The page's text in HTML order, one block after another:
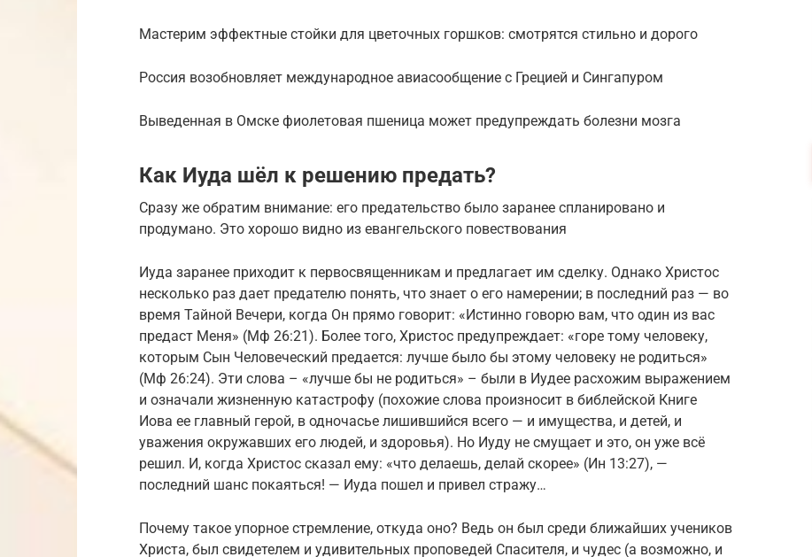
Мастерим эффектные стойки для цветочных горшков: смотрятся стильно и дорого
Россия возобновляет международное авиасообщение с Грецией и Сингапуром
Выведенная в Омске фиолетовая пшеница может предупреждать болезни мозга
Как Иуда шёл к решению предать?
Сразу же обратим внимание: его предательство было заранее спланировано и
продумано. Это хорошо видно из евангельского повествования
Иуда заранее приходит к первосвященникам и предлагает им сделку. Однако Христос
несколько раз дает предателю понять, что знает о его намерении; в последний раз — во
время Тайной Вечери, когда Он прямо говорит: «Истинно говорю вам, что один из вас
предаст Меня» (Мф 26:21). Более того, Христос предупреждает: «горе тому человеку,
которым Сын Человеческий предается: лучше было бы этому человеку не родиться»
(Мф 26:24). Эти слова – «лучше бы не родиться» – были в Иудее расхожим выражением
и означали жизненную катастрофу (похожие слова произносит в библейской Книге
Иова ее главный герой, в одночасье лишившийся всего — и имущества, и детей, и
уважения окружавших его людей, и здоровья). Но Иуду не смущает и это, он уже всё
решил. И, когда Христос сказал ему: «что делаешь, делай скорее» (Ин 13:27), —
последний шанс покаяться! — Иуда пошел и привел стражу…
Почему такое упорное стремление, откуда оно? Ведь он был среди ближайших учеников
Христа, был свидетелем и удивительных проповедей Спасителя, и чудес (а возможно, и